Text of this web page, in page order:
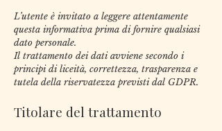
L’utente è invitato a leggere attentamente
questa informativa prima di fornire qualsiasi
dato personale.
Il trattamento dei dati avviene secondo i
principi di liceità, correttezza, trasparenza e
tutela della riservatezza previsti dal GDPR.
Titolare del trattamento